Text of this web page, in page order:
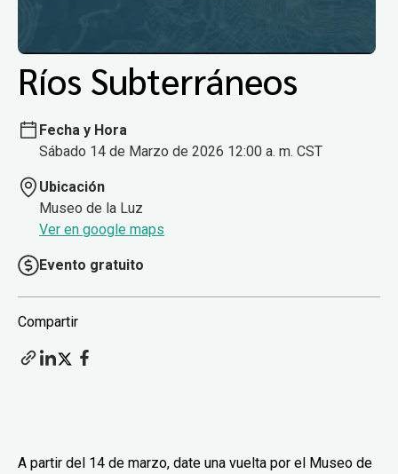
Ríos Subterráneos
Fecha y Hora
Sábado 14 de Marzo de 2026 12:00 a. m. CST
Ubicación
Museo de la Luz
Ver en google maps
Evento gratuito
Compartir
A partir del 14 de marzo, date una vuelta por el Museo de